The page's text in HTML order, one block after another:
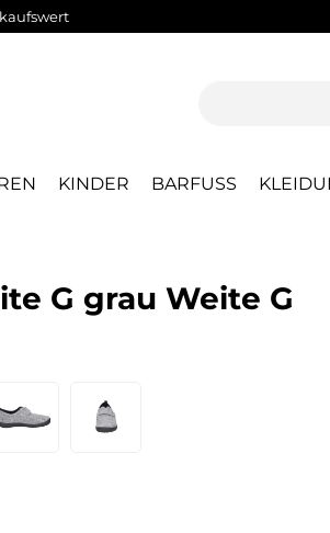
springen
KINDER BARFUSS
G grau Weite G